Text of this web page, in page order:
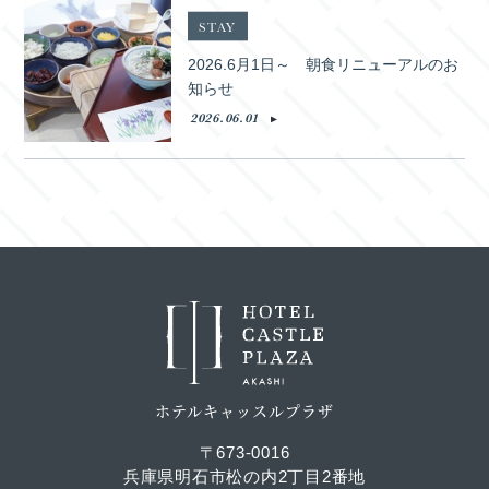
STAY
2026.6月1日～ 朝食リニューアルのお
知らせ
2026.06.01
ホテルキャッスルプラザ
〒673-0016
兵庫県明石市松の内2丁目2番地